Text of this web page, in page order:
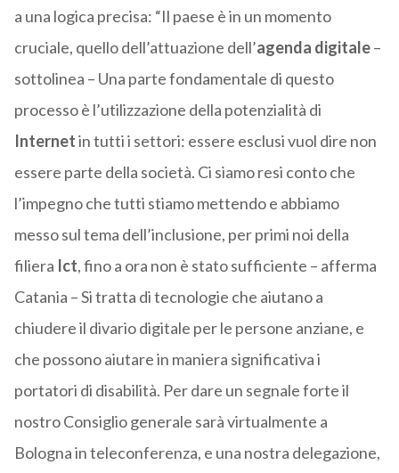
a una logica precisa: “Il paese è in un momento
cruciale, quello dell’attuazione dell’agenda digitale–
sottolinea – Una parte fondamentale di questo
processo è l’utilizzazione della potenzialità di
Internetin tutti i settori: essere esclusi vuol dire non
essere parte della società. Ci siamo resi conto che
l’impegno che tutti stiamo mettendo e abbiamo
messo sul tema dell’inclusione, per primi noi della
filiera Ict, fino a ora non è stato sufficiente – afferma
Catania – Si tratta di tecnologie che aiutano a
chiudere il divario digitale per le persone anziane, e
che possono aiutare in maniera significativa i
portatori di disabilità. Per dare un segnale forte il
nostro Consiglio generale sarà virtualmente a
Bologna in teleconferenza, e una nostra delegazione,